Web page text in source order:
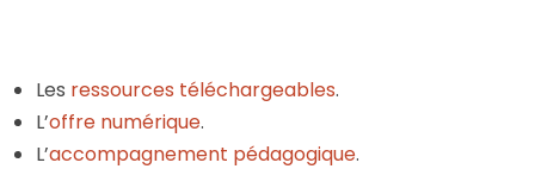
Les ressources téléchargeables.
L’offre numérique.
L’accompagnement pédagogique.